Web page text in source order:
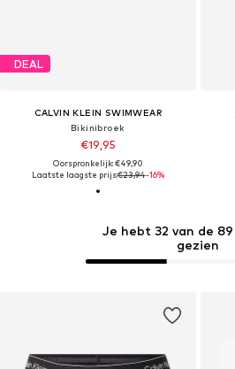
Je hebt 32 van de
gezien
DEAL
CALVIN KLEIN SWIMWEAR
Bikinibroek
€19,95
Oorspronkelijk: €49,90
Laatste laagste prijs:€23,94-16%